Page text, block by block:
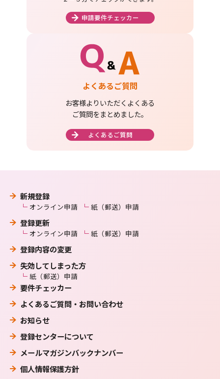
申請要件チェッカー
よくあるご質問
お客様よりいただくよくある
ご質問をまとめました。
よくあるご質問
新規登録
オンライン申請 紙（郵送）申請
登録更新
オンライン申請 紙（郵送）申請
登録内容の変更
失効してしまった方
紙（郵送）申請
要件チェッカー
よくあるご質問・お問い合わせ
お知らせ
登録センターについて
メールマガジンバックナンバー
個人情報保護方針